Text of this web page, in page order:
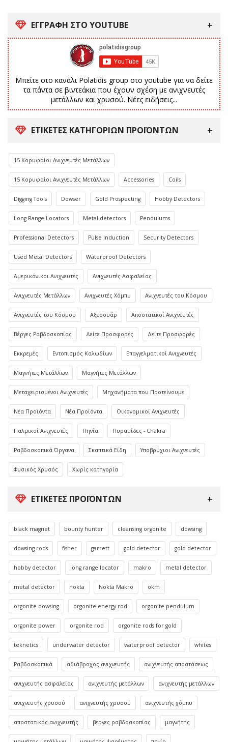
ΕΓΓΡΑΦΗ ΣΤΟ YOUTUBE
Μπείτε στο κανάλι Polatidis group στο youtube για να δείτε
τα πάντα σε βιντεάκια που έχουν σχέση με ανιχνευτές
μετάλλων και χρυσού. Νέες ειδήσεις...
ΕΤΙΚΈΤΕΣ ΚΑΤΗΓΟΡΙΏΝ ΠΡΟΪΌΝΤΩΝ
15 Κορυφαίοι Ανιχνευτές Μετάλλων
15 Κορυφαίοι Ανιχνευτές Μετάλλων Accessories Coils
Digging Tools Dowser Gold Prospecting Hobby Detectors
Long Range Locators Metal detectors Pendulums
Professional Detectors Pulse Induction Security Detectors
Used Metal Detectors Waterproof Detectors
Αμερικάνικοι Ανιχνευτές Ανιχνευτές Ασφαλείας
Ανιχνευτές Μετάλλων Ανιχνευτές Χόμπυ Ανιχνευτές του Κόσμου
Ανιχνευτές του Κόσμου Αξεσουάρ Αποστατικοί Ανιχνευτές
Βέργες Ραβδοσκοπίας Δείτε Προσφορές Δείτε Προσφορές
Εκκρεμές Εντοπισμός Καλωδίων Επαγγελματικοί Ανιχνευτές
Μαγνήτες Μετάλλων Μαγνήτες Μετάλλων
Μεταχειρισμένοι Ανιχνευτές Μηχανήματα που Προτείνουμε
Νέα Προϊόντα Νέα Προϊόντα Οικονομικοί Ανιχνευτές
Παλμικοί Ανιχνευτές Πηνία Πυραμίδες - Chakra
Ραβδοσκοπικά Όργανα Σκαπτικά Είδη Υποβρύχιοι Ανιχνευτές
Φυσικός Χρυσός Χωρίς κατηγορία
ΕΤΙΚΈΤΕΣ ΠΡΟΪΌΝΤΩΝ
black magnet bounty hunter cleansing orgonite dowsing
dowsing rods fisher garrett gold detector gold detector
hobby detector long range locator makro metal detector
metal detector nokta Nokta Makro okm
orgonite dowsing orgonite energy rod orgonite pendulum
orgonite power orgonite rod orgonite rods for gold
teknetics underwater detector waterproof detector whites
Ραβδοσκοπικά αδιάβροχος ανιχνευτής ανιχνευτής αποστάσεως
ανιχνευτής ασφαλείας ανιχνευτής μετάλλων ανιχνευτής μετάλλων
ανιχνευτής χρυσού ανιχνευτής χρυσού ανιχνευτής χόμπυ
αποστατικός ανιχνευτής βέργες ραβδοσκοπίας μαγνήτης